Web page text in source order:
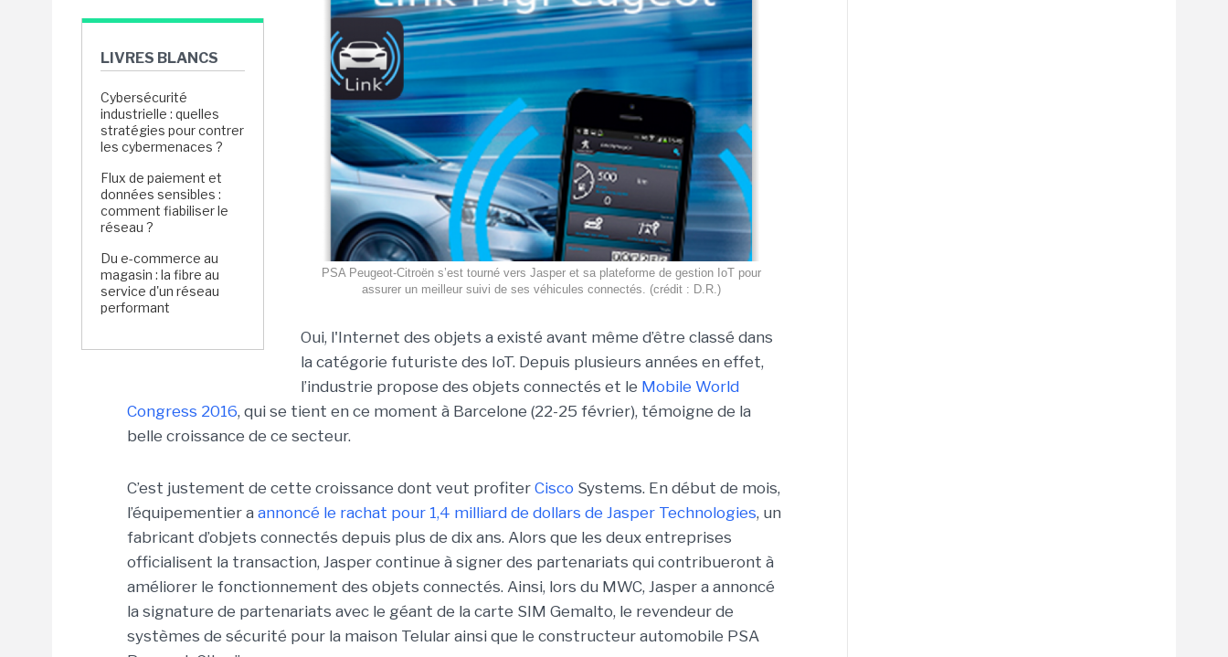
LIVRES BLANCS
Cybersécurité
industrielle : quelles
stratégies pour contrer
les cybermenaces ?
Flux de paiement et
données sensibles :
comment fiabiliser le
réseau ?
Du e-commerce au
magasin : la fibre au
service d'un réseau
performant
PSA Peugeot-Citroën s’est tourné vers Jasper et sa plateforme de gestion IoT pour
assurer un meilleur suivi de ses véhicules connectés. (crédit : D.R.)
Oui, l'Internet des objets a existé avant même d’être classé dans
la catégorie futuriste des IoT. Depuis plusieurs années en effet,
l’industrie propose des objets connectés et le Mobile World
Congress 2016, qui se tient en ce moment à Barcelone (22-25 février), témoigne de la
belle croissance de ce secteur.
C’est justement de cette croissance dont veut profiter Cisco Systems. En début de mois,
l’équipementier a annoncé le rachat pour 1,4 milliard de dollars de Jasper Technologies, un
fabricant d’objets connectés depuis plus de dix ans. Alors que les deux entreprises
officialisent la transaction, Jasper continue à signer des partenariats qui contribueront à
améliorer le fonctionnement des objets connectés. Ainsi, lors du MWC, Jasper a annoncé
la signature de partenariats avec le géant de la carte SIM Gemalto, le revendeur de
systèmes de sécurité pour la maison Telular ainsi que le constructeur automobile PSA